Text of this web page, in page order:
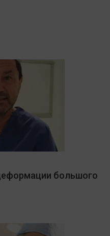
большого